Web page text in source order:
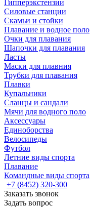
Гипперэкстензии
Силовые станции
Скамьи и стойки
Плавание и водное поло
Очки для плавания
Шапочки для плавания
Ласты
Маски для плавния
Трубки для плавания
Плавки
Купальники
Сланцы и сандали
Мячи для водного поло
Аксессуары
Единоборства
Велосипеды
Футбол
Летние виды спорта
Плавание
Командные виды спорта
+7 (8452) 320-300
Заказать звонок
Задать вопрос